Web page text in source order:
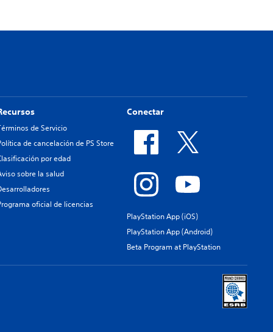
de Servicio
de cancelación de PS Store
por edad
sobre la salud
oficial de licencias
Conectar
PlayStation App (iOS)
PlayStation App (Android)
Beta Program at PlayStation